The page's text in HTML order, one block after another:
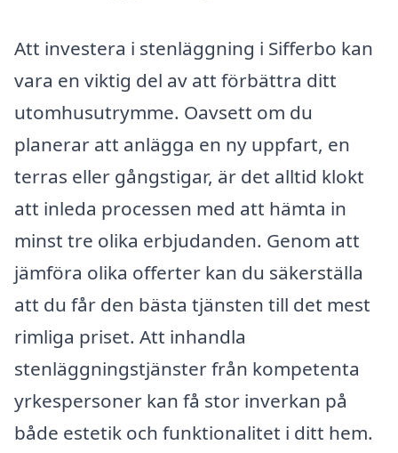
Att investera i stenläggning i Sifferbo kan
vara en viktig del av att förbättra ditt
utomhusutrymme. Oavsett om du
planerar att anlägga en ny uppfart, en
terras eller gångstigar, är det alltid klokt
att inleda processen med att hämta in
minst tre olika erbjudanden. Genom att
jämföra olika offerter kan du säkerställa
att du får den bästa tjänsten till det mest
rimliga priset. Att inhandla
stenläggningstjänster från kompetenta
yrkespersoner kan få stor inverkan på
både estetik och funktionalitet i ditt hem.